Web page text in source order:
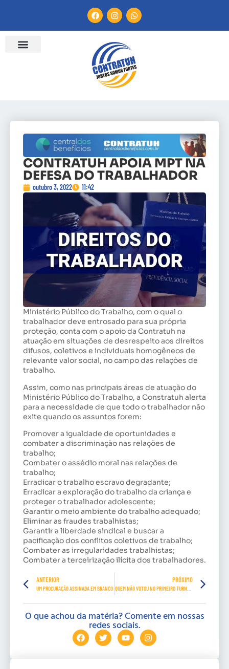
CONTRATUH APOIA MPT NA
DEFESA DO TRABALHADOR
outubro 3, 2022 11:42
Ministério Público do Trabalho, com o qual o
trabalhador deve entrosado para sua própria
proteção, conta com o apoio da Contratuh na
atuação em situações de desrespeito aos direitos
difusos, coletivos e individuais homogêneos de
relevante valor social, no campo das relações de
trabalho.
Assim, como nas principais áreas de atuação do
Ministério Público do Trabalho, a Constratuh alerta
para a necessidade de que todo o trabalhador não
exite quando os assuntos forem:
Promover a igualdade de oportunidades e
combater a discriminação nas relações de
trabalho;
Combater o assédio moral nas relações de
trabalho;
Erradicar o trabalho escravo degradante;
Erradicar a exploração do trabalho da criança e
proteger o trabalhador adolescente;
Garantir o meio ambiente do trabalho adequado;
Eliminar as fraudes trabalhistas;
Garantir a liberdade sindical e buscar a
pacificação dos conflitos coletivos de trabalho;
Combater as irregularidades trabalhistas;
Combater a terceirização ilícita dos trabalhadores.
ANTERIOR
UM PROCURAÇÃO ASSINADA EM BRANCO
PRÓXIMO
O que achou da matéria? Comente em nossas
redes sociais.